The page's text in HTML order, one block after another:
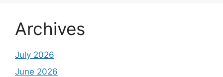
Archives
July 2026
June 2026